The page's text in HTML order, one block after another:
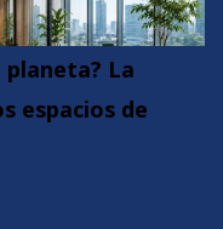
La
espacios de